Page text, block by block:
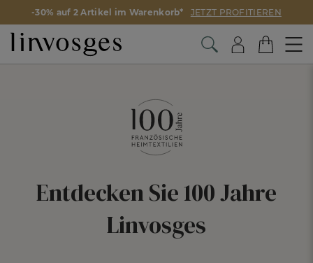
-30% auf 2 Artikel im Warenkorb* JETZT PROFITIEREN
Entdecken Sie 100 Jahre
Linvosges